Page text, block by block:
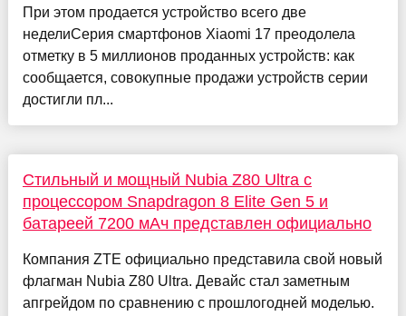
При этом продается устройство всего две
неделиСерия смартфонов Xiaomi 17 преодолела
отметку в 5 миллионов проданных устройств: как
сообщается, совокупные продажи устройств серии
достигли пл...
Стильный и мощный Nubia Z80 Ultra с
процессором Snapdragon 8 Elite Gen 5 и
батареей 7200 мАч представлен официально
Компания ZTE официально представила свой новый
флагман Nubia Z80 Ultra. Девайс стал заметным
апгрейдом по сравнению с прошлогодней моделью.